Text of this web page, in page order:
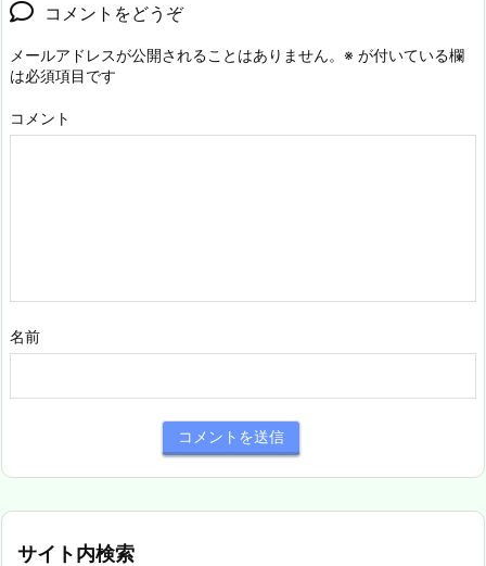
コメントをどうぞ
メールアドレスが公開されることはありません。 ※ が付いている欄
は必須項目です
コメント
名前
サイト内検索